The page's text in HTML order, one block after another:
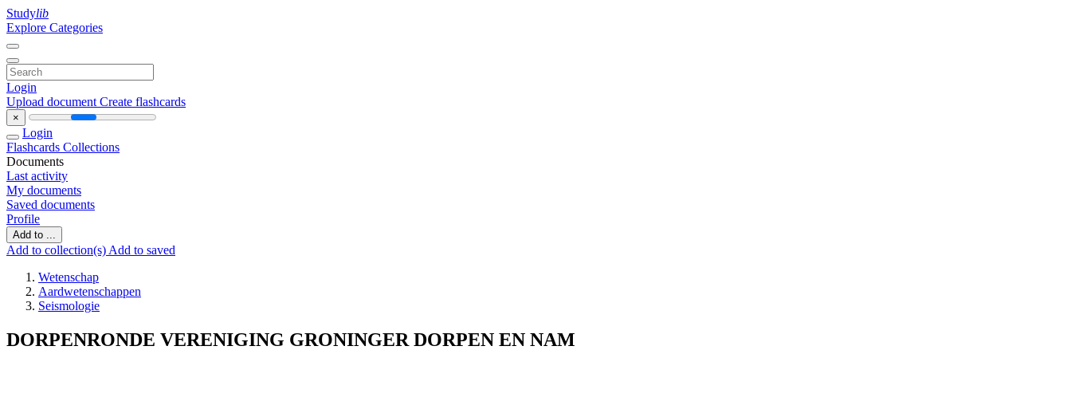
Studylib
Explore Categories
Login
Upload document Create flashcards
×
Login
Flashcards Collections
Documents
Last activity
My documents
Saved documents
Profile
Add to ...
Add to collection(s) Add to saved
Wetenschap
Aardwetenschappen
Seismologie
DORPENRONDE VERENIGING GRONINGER DORPEN EN NAM